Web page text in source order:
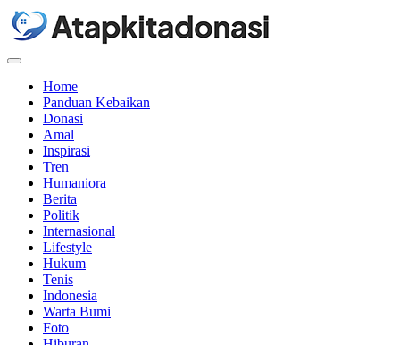
Menu
Home
Panduan Kebaikan
Donasi
Amal
Inspirasi
Tren
Humaniora
Berita
Politik
Internasional
Lifestyle
Hukum
Tenis
Indonesia
Warta Bumi
Foto